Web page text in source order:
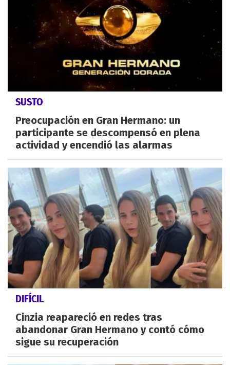
SUSTO
Preocupación en Gran Hermano: un
participante se descompensó en plena
actividad y encendió las alarmas
DIFÍCIL
Cinzia reapareció en redes tras
abandonar Gran Hermano y contó cómo
sigue su recuperación